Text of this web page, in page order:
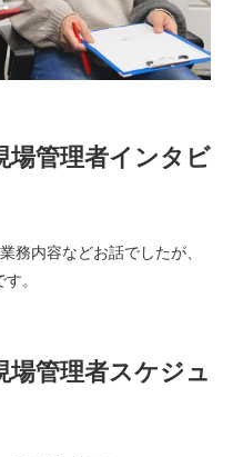
場管理者インタビ
務内容などお話でしたが、
。
場管理者スケジュ